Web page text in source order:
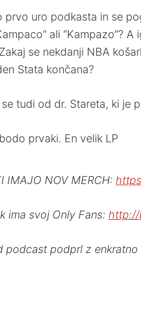
prvo uro podkasta in se
ali “Kampazo”?
se nekdanji NBA
Stata končana?
tudi od dr. Stareta, ki je
prvaki. En velik LP
IMAJO NOV MERCH:
ima svoj Only Fans: http://
podcast podprl z